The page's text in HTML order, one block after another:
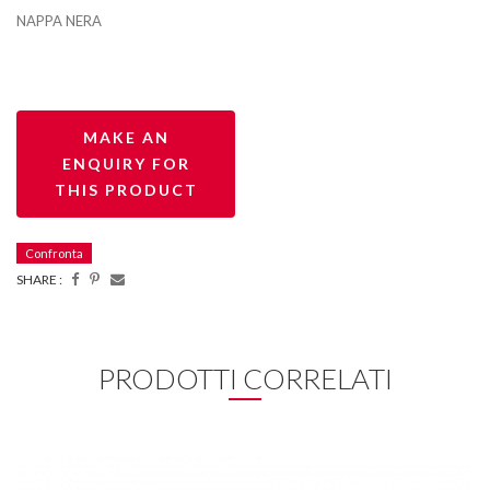
NAPPA NERA
Confronta
SHARE :
PRODOTTI CORRELATI